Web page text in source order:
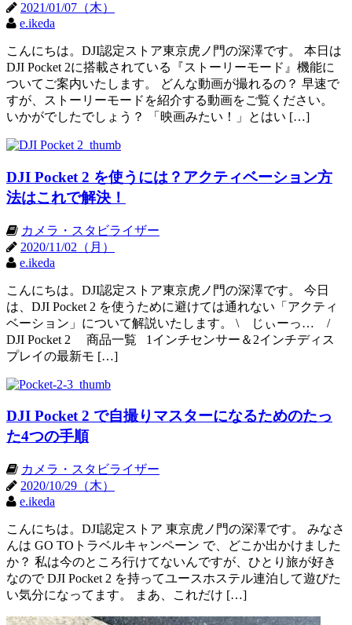
2021/01/07（木）
e.ikeda
こんにちは。DJI認定ストア東京虎ノ門の深澤です。 本日は
DJI Pocket 2に搭載されている『ストーリーモード』機能に
ついてご案内いたします。 どんな動画が撮れるの？ 早速で
すが、ストーリーモードを紹介する動画をご覧ください。
いかがでしたでしょう？ 「映画みたい！」とはい […]
DJI Pocket 2 を使うには？アクティベーション方
法はこれで解決！
カメラ・スタビライザー
2020/11/02（月）
e.ikeda
こんにちは。DJI認定ストア東京虎ノ門の深澤です。 今日
は、DJI Pocket 2 を使うために避けては通れない「アクティ
ベーション」について解説いたします。 \ じぃーっ… /
DJI Pocket 2 商品一覧 1インチセンサー＆2インチディス
プレイの最新モ […]
DJI Pocket 2 で自撮りマスターになるためのたっ
た4つの手順
カメラ・スタビライザー
2020/10/29（木）
e.ikeda
こんにちは。DJI認定ストア 東京虎ノ門の深澤です。 みなさ
んは GO TOトラベルキャンペーン で、どこか出かけました
か？ 私は今のところ行けてないんですが、ひとり旅が好き
なので DJI Pocket 2 を持ってユースホステル連泊して遊びた
い気分になってます。 まあ、これだけ […]